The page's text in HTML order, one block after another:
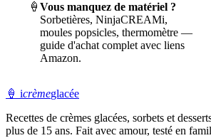
🍦 Vous manquez de matériel ?
Sorbetières, NinjaCREAMi,
moules popsicles, thermomètre —
guide d'achat complet avec liens
Amazon.
🍦 icrèmeglacée
Recettes de crèmes glacées, sorbets et
plus de 15 ans. Fait avec amour, testé en